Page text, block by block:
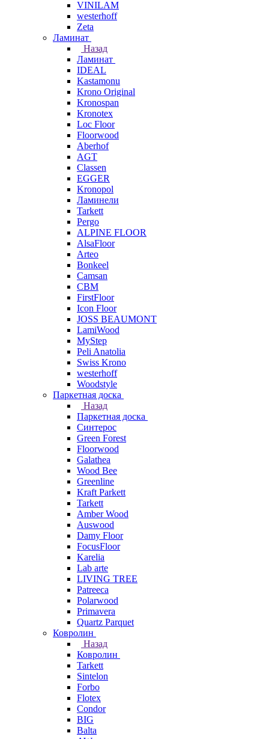
VINILAM
westerhoff
Zeta
Ламинат
Назад
Ламинат
IDEAL
Kastamonu
Krono Original
Kronospan
Kronotex
Loc Floor
Floorwood
Aberhof
AGT
Classen
EGGER
Kronopol
Ламинели
Tarkett
Pergo
ALPINE FLOOR
AlsaFloor
Arteo
Bonkeel
Camsan
CBM
FirstFloor
Icon Floor
JOSS BEAUMONT
LamiWood
MyStep
Peli Anatolia
Swiss Krono
westerhoff
Woodstyle
Паркетная доска
Назад
Паркетная доска
Синтерос
Green Forest
Floorwood
Galathea
Wood Bee
Greenline
Kraft Parkett
Tarkett
Amber Wood
Auswood
Damy Floor
FocusFloor
Karelia
Lab arte
LIVING TREE
Patreeca
Polarwood
Primavera
Quartz Parquet
Ковролин
Назад
Ковролин
Tarkett
Sintelon
Forbo
Flotex
Condor
BIG
Balta